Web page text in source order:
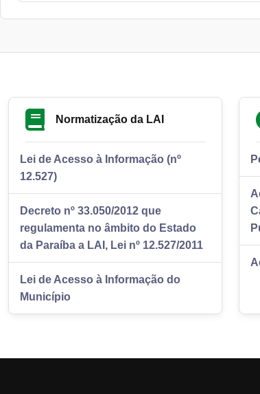
Normatização da LAI
Lei de Acesso à Informação (nº
12.527)
Decreto nº 33.050/2012 que
regulamenta no âmbito do Estado
da Paraíba a LAI, Lei nº 12.527/2011
Lei de Acesso à Informação do
Município